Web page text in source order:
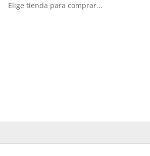
Elige tienda para comprar...